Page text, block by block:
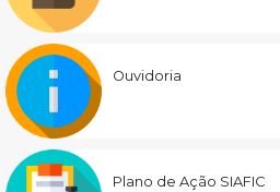
Ouvidoria
Plano de Ação SIAFIC